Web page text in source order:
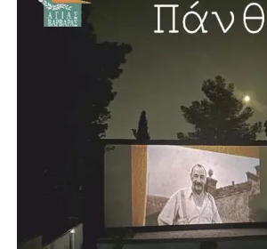
(1998), «Η Βουλευτική Ασυλία» (2000),
του Αιώνα» (2002), «Πολιτι(στι)κή
(2005), «Η Μεταναστευτική Πολιτική
(2006), «Η Αναγκαία Αναθεώρηση»
στρατοί-Η Δύση και η Απειλή του
Φονταμενταλισμού» (2008),
(2008)και τη δίγλωσση έκδοση «5
Κοινοβούλιο 2004-2009» (2009). Έχει
άρθρα πολιτικού και κοινωνικού
Επισκέφθηκε, επίσημα
Δυτική Γερμανία και τις ΗΠΑ.